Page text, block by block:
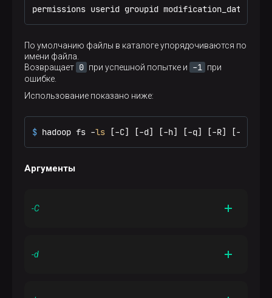
permissions userid groupid modification_date
По умолчанию файлы в каталоге упорядочиваются по
имени файла.
Возвращает 0 при успешной попытке и -1 при
ошибке.
Использование показано ниже:
$ hadoop fs -ls [-C] [-d] [-h] [-q] [-R] [-t] [-
Аргументы
-C
-d